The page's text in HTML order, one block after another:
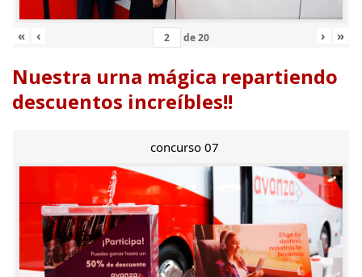
« ‹ de20 › »
Nuestra urna mágica repartiendo
descuentos increíbles!!
concurso 07